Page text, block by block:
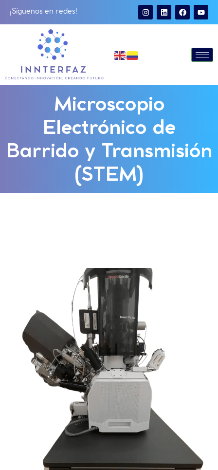
¡Síguenos en redes!
Microscopio
Electrónico de
Barrido y Transmisión
(STEM)
composición elemental de materiales.